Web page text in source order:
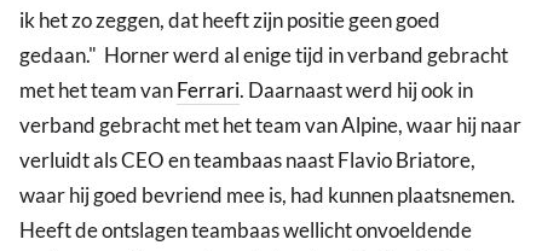
ik het zo zeggen, dat heeft zijn positie geen goed
gedaan." Horner werd al enige tijd in verband gebracht
met het team vanFerrari. Daarnaast werd hij ook in
verband gebracht met het team van Alpine, waar hij naar
verluidt als CEO en teambaas naast Flavio Briatore,
waar hij goed bevriend mee is, had kunnen plaatsnemen.
Heeft de ontslagen teambaas wellicht onvoeldende